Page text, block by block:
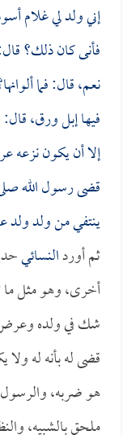
إني ولد لي غلام
فأنى كان ذلك؟
نعم، قال: فما
فيها إبل ورق،
إلا أن يكون نزعه
قضى رسول الله
ينتفي من ولد ولد
ثم أوردالنسائي
أخرى، وهو مثل ما
شك في ولده وعرض
قضى له بأنه له
هو ضربه،
ملحق بالشبيه،